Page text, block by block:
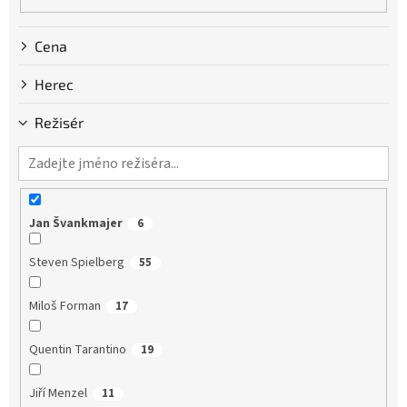
Cena
Herec
Režisér
Jan Švankmajer 6
Steven Spielberg 55
Miloš Forman 17
Quentin Tarantino 19
Jiří Menzel 11